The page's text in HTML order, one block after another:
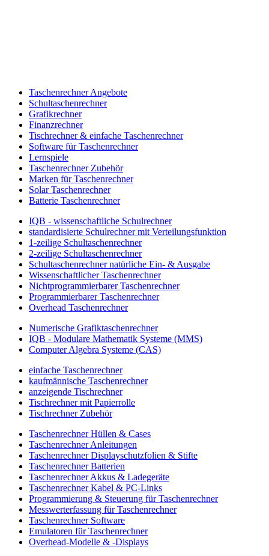
Taschenrechner Angebote
Schultaschenrechner
Grafikrechner
Finanzrechner
Tischrechner & einfache Taschenrechner
Software für Taschenrechner
Lernspiele
Taschenrechner Zubehör
Marken für Taschenrechner
Solar Taschenrechner
Batterie Taschenrechner
IQB - wissenschaftliche Schulrechner
standardisierte Schulrechner mit Verteilungsfunktion
1-zeilige Schultaschenrechner
2-zeilige Schultaschenrechner
Schultaschenrechner natürliche Ein- & Ausgabe
Wissenschaftlicher Taschenrechner
Nichtprogrammierbarer Taschenrechner
Programmierbarer Taschenrechner
Overhead Taschenrechner
Numerische Grafiktaschenrechner
IQB - Modulare Mathematik Systeme (MMS)
Computer Algebra Systeme (CAS)
einfache Taschenrechner
kaufmännische Taschenrechner
anzeigende Tischrechner
Tischrechner mit Papierrolle
Tischrechner Zubehör
Taschenrechner Hüllen & Cases
Taschenrechner Anleitungen
Taschenrechner Displayschutzfolien & Stifte
Taschenrechner Batterien
Taschenrechner Akkus & Ladegeräte
Taschenrechner Kabel & PC-Links
Programmierung & Steuerung für Taschenrechner
Messwerterfassung für Taschenrechner
Taschenrechner Software
Emulatoren für Taschenrechner
Overhead-Modelle & -Displays